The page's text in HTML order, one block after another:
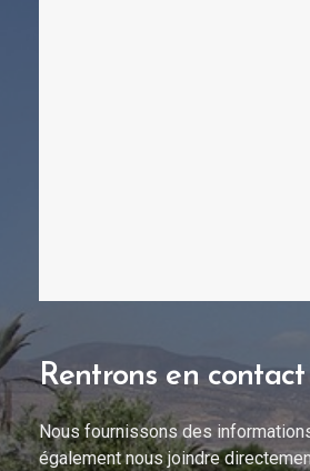
Rentrons en contact
Nous fournissons des
également nous joindre